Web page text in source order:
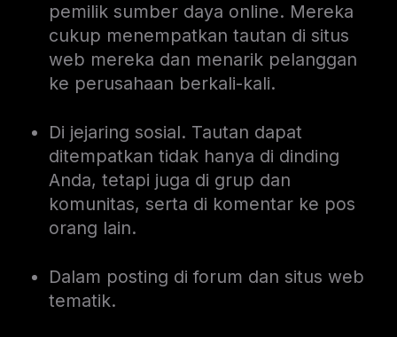
pemilik sumber daya online. Mereka
cukup menempatkan tautan di situs
web mereka dan menarik pelanggan
ke perusahaan berkali-kali.
Di jejaring sosial. Tautan dapat
ditempatkan tidak hanya di dinding
Anda, tetapi juga di grup dan
komunitas, serta di komentar ke pos
orang lain.
Dalam posting di forum dan situs web
tematik.